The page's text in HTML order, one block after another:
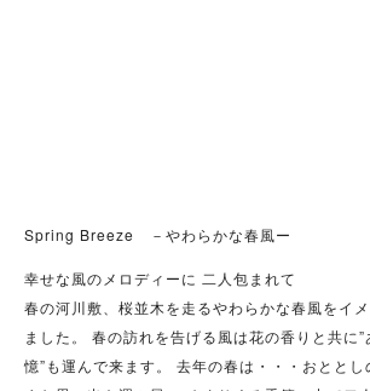
Spring Breeze －やわらかな春風ー
幸せな風のメロディーに 二人包まれて
春の河川敷、桜並木を走るやわらかな春風をイ
ました。 春の訪れを告げる風は花の香りと共に
憶”も運んで来ます。 去年の春は・・・おとと